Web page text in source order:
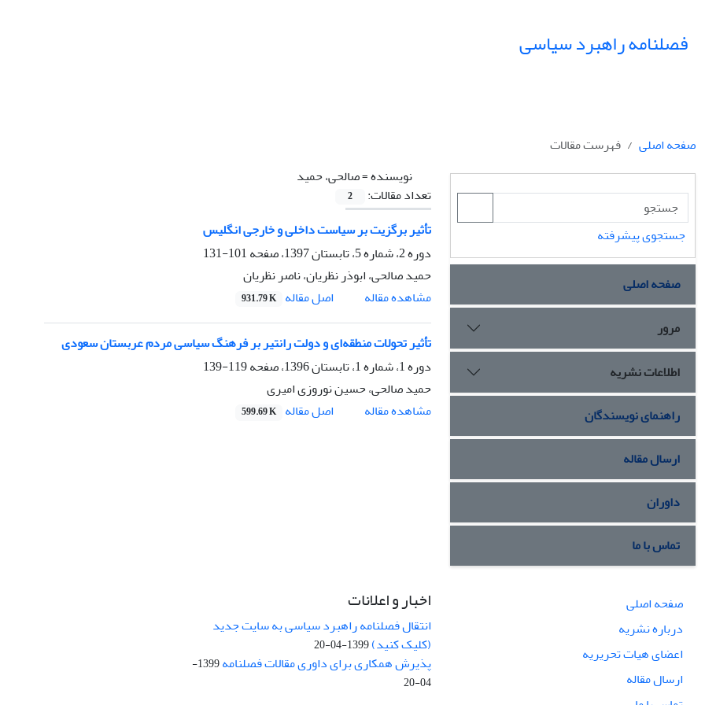
فصلنامه راهبرد سیاسی
صفحه اصلی
فهرست مقالات
نویسنده =صالحی، حمید
تعداد مقالات:
2
تأثیر برگزیت بر سیاست داخلی و خارجی انگلیس
دوره 2، شماره 5، تابستان 1397، صفحه
101-131
حمید صالحی، ابوذر نظریان، ناصر نظریان
مشاهده مقاله
اصل مقاله 931.79 K
تأثیر تحولات منطقه‌ای و دولت رانتیر بر فرهنگ سیاسی مردم عربستان سعودی
دوره 1، شماره 1، تابستان 1396، صفحه
119-139
حمید صالحی، حسین نوروزی امیری
مشاهده مقاله
اصل مقاله 599.69 K
جستجوی پیشرفته
صفحه اصلی
مرور
اطلاعات نشریه
راهنمای نویسندگان
ارسال مقاله
داوران
تماس با ما
صفحه اصلی
درباره نشریه
اعضای هیات تحریریه
ارسال مقاله
اخبار و اعلانات
انتقال فصلنامه راهبرد سیاسی به سایت جدید
(کلیک کنید)1399-04-20
پذیرش همکاری برای داوری مقالات فصلنامه
1399-
04-20